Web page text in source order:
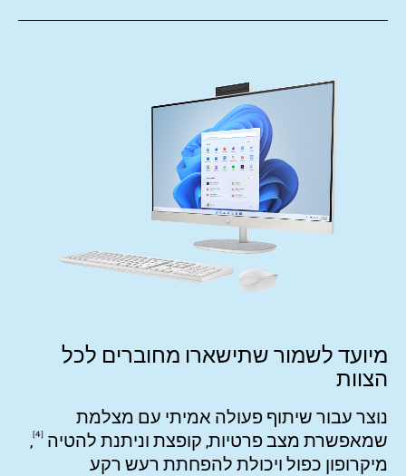
מיועד לשמור שתישארו מחוברים לכל
הצוות
נוצר עבור שיתוף פעולה אמיתי עם מצלמת
שמאפשרת מצב פרטיות, קופצת וניתנת להטיה 4
,
מיקרופון כפול ויכולת להפחתת רעש רקע